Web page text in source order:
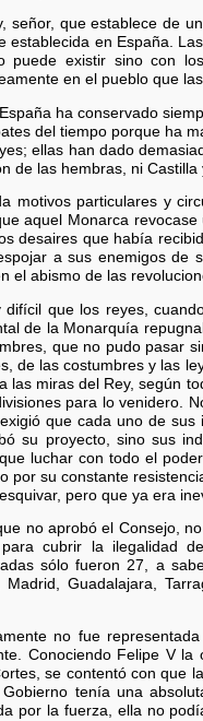
señor, que establece de
establecida en España.
puede existir sino con
en el pueblo que
ha conservado
del tiempo porque ha
ellas han dado
de las hembras, ni
motivos particulares y
aquel Monarca
desaires que había
a sus enemigos de
el abismo de las
difícil que los reyes,
de la Monarquía
que no pudo pasar
de las costumbres y las
las miras del Rey, según
para lo venidero.
que cada uno de
su proyecto, sino sus
luchar con todo el
por su constante
pero que ya era
no aprobó el Consejo,
para cubrir la ilegalidad
sólo fueron 27, a
Madrid, Guadalajara,
no fue
Conociendo Felipe V
se contentó con que
tenía una
por la fuerza, ella no